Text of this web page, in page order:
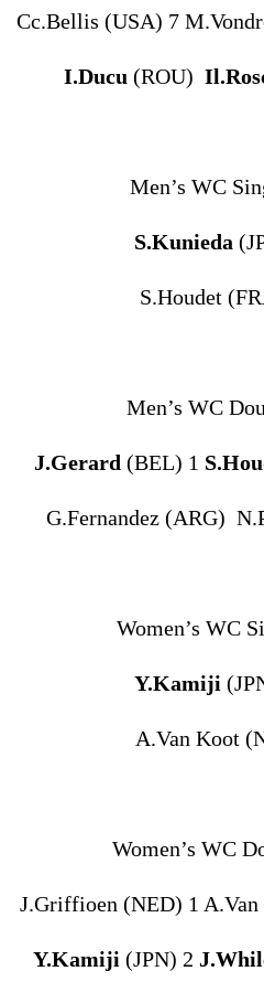
Cc.Bellis (USA) 7
I.Ducu (ROU)
Men’s WC
S.Kunieda
S.Houdet
Men’s WC
J.Gerard (BEL) 1
G.Fernandez (ARG)
Women’s WC
Y.Kamiji
A.Van Koot
Women’s WC
J.Griffioen (NED) 1
Y.Kamiji (JPN) 2